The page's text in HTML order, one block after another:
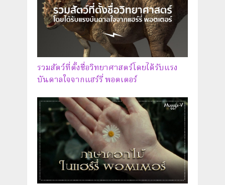
รวมสัตว์ที่ตั้งชื่อวิทยาศาสตร์โดยได้รับแรง
บันดาลใจจากแฮร์รี่ พอตเตอร์